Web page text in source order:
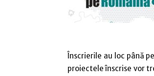
Înscrierile au loc până
proiectele înscrise vor